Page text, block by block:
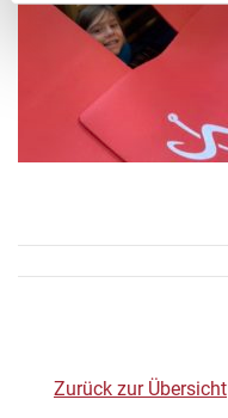
Zurück zur Übersicht